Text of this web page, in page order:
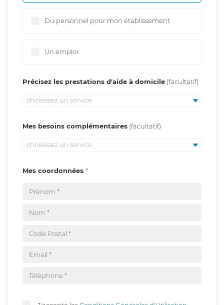
Du personnel pour mon établissement
Un emploi
Précisez les prestations d'aide à domicile
choisissez un service
Mes besoins complémentaires
choisissez un service
Mes coordonnées